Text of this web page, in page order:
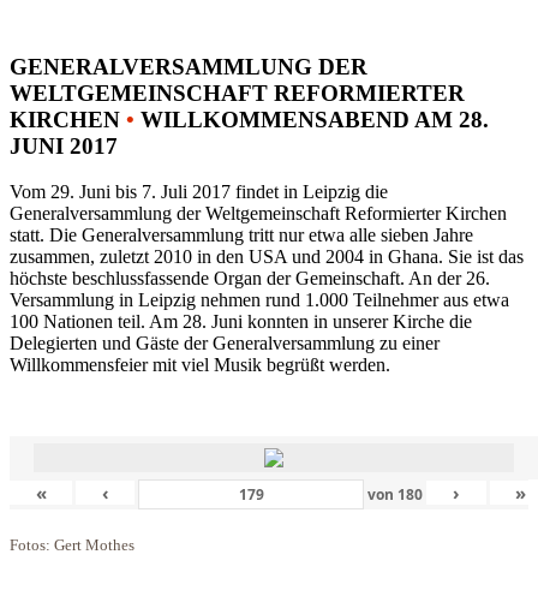
GENERALVERSAMMLUNG DER
WELTGEMEINSCHAFT REFORMIERTER
KIRCHEN • WILLKOMMENSABEND AM 28.
JUNI 2017
Vom 29. Juni bis 7. Juli 2017 findet in Leipzig die
Generalversammlung der Weltgemeinschaft Reformierter Kirchen
statt. Die Generalversammlung tritt nur etwa alle sieben Jahre
zusammen, zuletzt 2010 in den USA und 2004 in Ghana. Sie ist das
höchste beschlussfassende Organ der Gemeinschaft. An der 26.
Versammlung in Leipzig nehmen rund 1.000 Teilnehmer aus etwa
100 Nationen teil. Am 28. Juni konnten in unserer Kirche die
Delegierten und Gäste der Generalversammlung zu einer
Willkommensfeier mit viel Musik begrüßt werden.
« ‹ von 180 › »
Fotos: Gert Mothes